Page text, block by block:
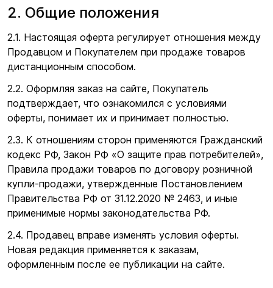
2. Общие положения
2.1. Настоящая оферта регулирует отношения между
Продавцом и Покупателем при продаже товаров
дистанционным способом.
2.2. Оформляя заказ на сайте, Покупатель
подтверждает, что ознакомился с условиями
оферты, понимает их и принимает полностью.
2.3. К отношениям сторон применяются Гражданский
кодекс РФ, Закон РФ «О защите прав потребителей»,
Правила продажи товаров по договору розничной
купли-продажи, утвержденные Постановлением
Правительства РФ от 31.12.2020 № 2463, и иные
применимые нормы законодательства РФ.
2.4. Продавец вправе изменять условия оферты.
Новая редакция применяется к заказам,
оформленным после ее публикации на сайте.